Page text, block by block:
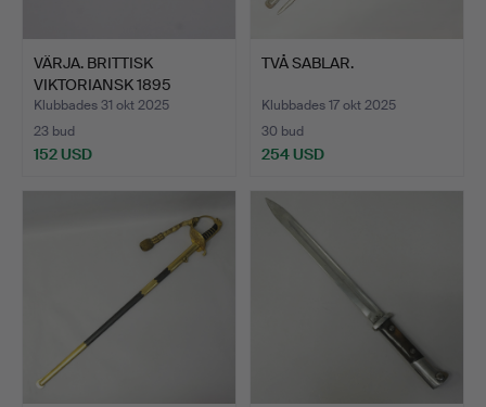
VÄRJA. BRITTISK
VIKTORIANSK 1895
MODELL. 1…
Klubbades 31 okt 2025
23 bud
152 USD
TVÅ SABLAR.
Klubbades 17 okt 2025
30 bud
254 USD